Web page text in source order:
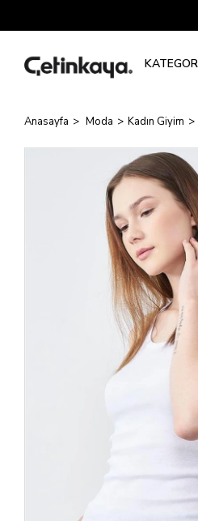
Anasayfa Moda Kadın Giyim